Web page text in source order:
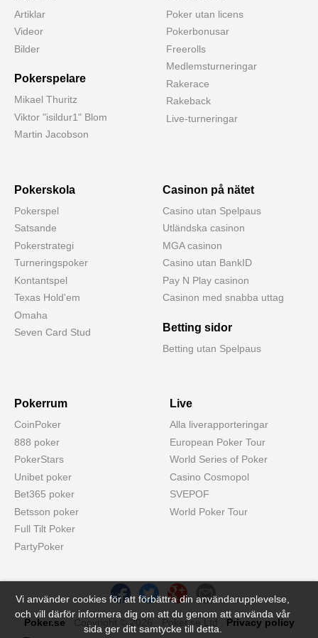
Artiklar
Videor
Bilder
Pokerspelare
Mikael Thuritz
Viktor "isildur1" Blom
Martin Jacobson
Poker utan licens
Pokerbonusar
Freerolls
Medlemsturneringar
Rakerace
Rakeback
Live-turneringar
Pokerskola
Pokerspel
Satsande
Pokerstrategi
Turneringspoker
Kontantspel
Texas Hold'em
Omaha
Seven Card Stud
Casinon på nätet
Casino utan Spelpaus
Utländska casinon
MGA casinon
Casino utan BankID
Pay N Play casinon
Casinon med snabba uttag
Betting sidor
Betting utan Spelpaus
Pokerrum
CoinPoker
888 poker
PokerStars
Unibet poker
Bet365 poker
Betsson poker
Full Tilt Poker
PartyPoker
Live
Alla liverapporteringar
European Poker Tour
World Series of Poker
Casino Cosmopol
SVEPOF
World Poker Tour
Poker.se . Copyright © 2026 · Poker.se Ltd . Privacy policy
Vi använder cookies för att förbättra din användarupplevelse,
och vill därför informera dig om att du genom att använda vår
sida ger ditt samtycke till detta.